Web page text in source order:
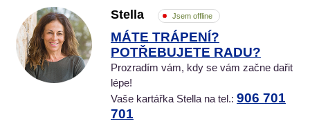
Stella Jsem offline
MÁTE TRÁPENÍ?
POTŘEBUJETE RADU?
Prozradím vám, kdy se vám začne dařit
lépe!
Vaše kartářka Stella na tel.: 906 701
701